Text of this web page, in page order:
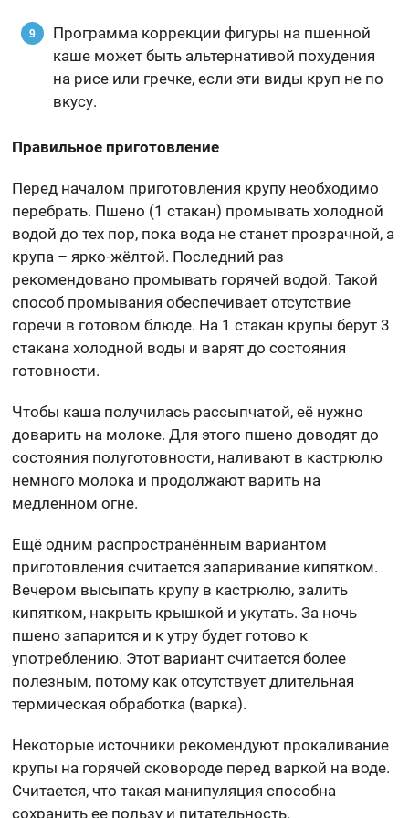
Программа коррекции фигуры на пшенной
каше может быть альтернативой похудения
на рисе или гречке, если эти виды круп не по
вкусу.
Правильное приготовление
Перед началом приготовления крупу необходимо
перебрать. Пшено (1 стакан) промывать холодной
водой до тех пор, пока вода не станет прозрачной, а
крупа – ярко-жёлтой. Последний раз
рекомендовано промывать горячей водой. Такой
способ промывания обеспечивает отсутствие
горечи в готовом блюде. На 1 стакан крупы берут 3
стакана холодной воды и варят до состояния
готовности.
Чтобы каша получилась рассыпчатой, её нужно
доварить на молоке. Для этого пшено доводят до
состояния полуготовности, наливают в кастрюлю
немного молока и продолжают варить на
медленном огне.
Ещё одним распространённым вариантом
приготовления считается запаривание кипятком.
Вечером высыпать крупу в кастрюлю, залить
кипятком, накрыть крышкой и укутать. За ночь
пшено запарится и к утру будет готово к
употреблению. Этот вариант считается более
полезным, потому как отсутствует длительная
термическая обработка (варка).
Некоторые источники рекомендуют прокаливание
крупы на горячей сковороде перед варкой на воде.
Считается, что такая манипуляция способна
сохранить ее пользу и питательность.